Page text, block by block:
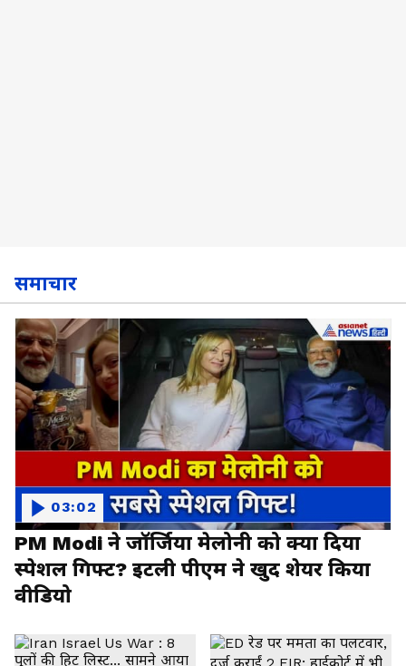
समाचार
PM Modi ने जॉर्जिया मेलोनी को क्या दिया
स्पेशल गिफ्ट? इटली पीएम ने खुद शेयर किया
वीडियो
03:02